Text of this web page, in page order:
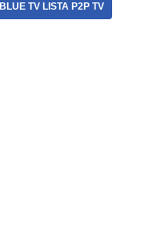
BLUE TV LISTA P2P TV